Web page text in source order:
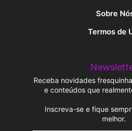
Sobre
Termos de
Receba novidades
e conteúdos que
Inscreva-se e fique
melhor.